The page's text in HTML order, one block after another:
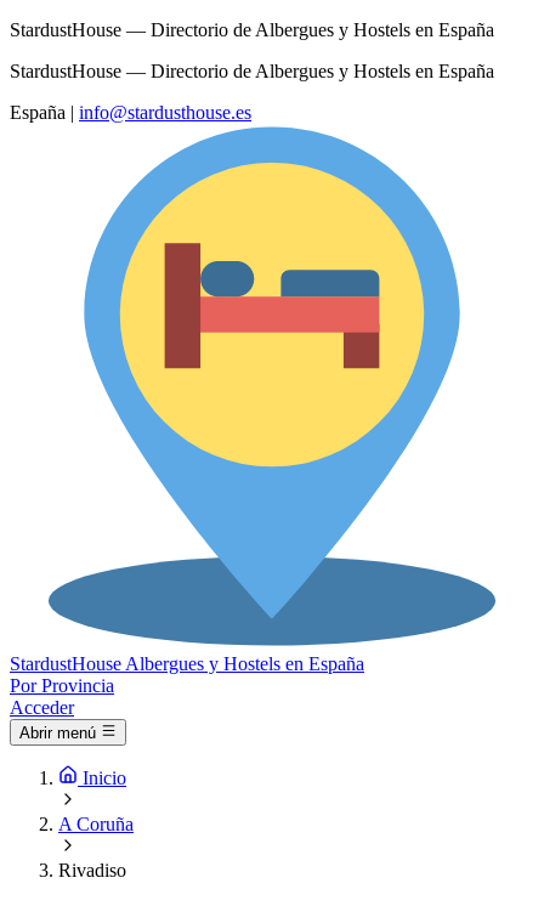
StardustHouse — Directorio de Albergues y Hostels en España
StardustHouse — Directorio de Albergues y Hostels en España
España | info@stardusthouse.es
StardustHouse Albergues y Hostels en España
Por Provincia
Acceder
Abrir menú
Inicio
A Coruña
Rivadiso